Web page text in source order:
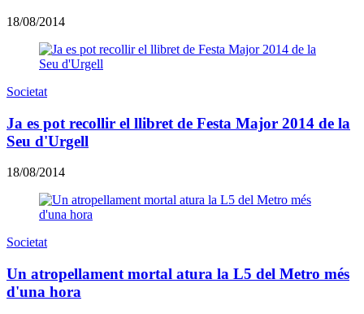
18/08/2014
Societat
Ja es pot recollir el llibret de Festa Major 2014 de la
Seu d'Urgell
18/08/2014
Societat
Un atropellament mortal atura la L5 del Metro més
d'una hora